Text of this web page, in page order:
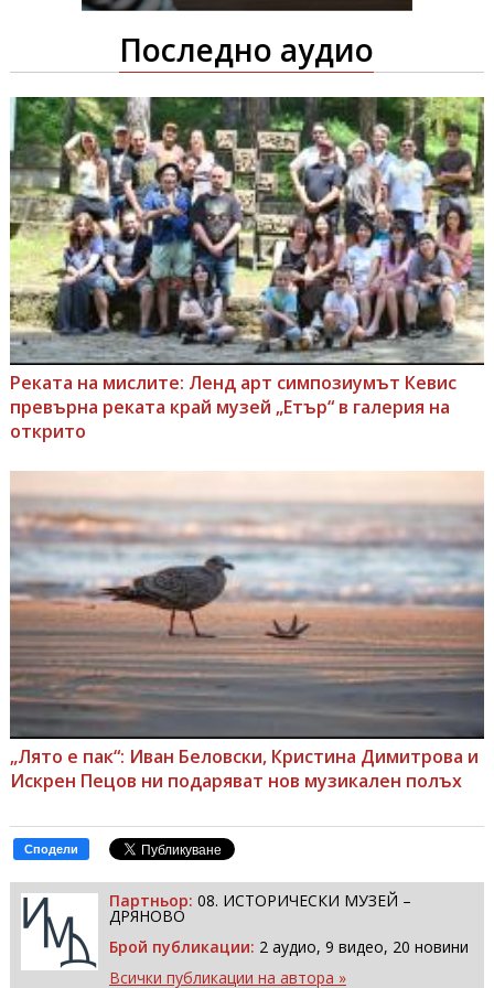
Последно аудио
Реката на мислите: Ленд арт симпозиумът Кевис
превърна реката край музей „Етър“ в галерия на
открито
„Лято е пак“: Иван Беловски, Кристина Димитрова и
Искрен Пецов ни подаряват нов музикален полъх
Сподели
Партньор: 08. ИСТОРИЧЕСКИ МУЗЕЙ –
ДРЯНОВО
Брой публикации: 2 аудио, 9 видео, 20 новини
Всички публикации на автора »